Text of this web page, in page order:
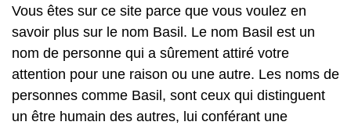
Vous êtes sur ce site parce que vous voulez en
savoir plus sur le nom Basil. Le nom Basil est un
nom de personne qui a sûrement attiré votre
attention pour une raison ou une autre. Les noms de
personnes comme Basil, sont ceux qui distinguent
un être humain des autres, lui conférant une